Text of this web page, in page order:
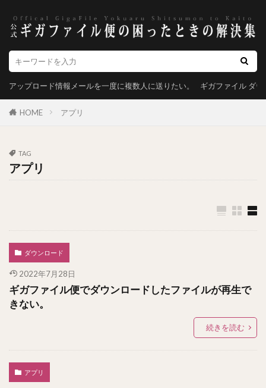
アップロード情報メールを一度に複数人に送りたい。 ギガファイル ダ
HOME アプリ
TAG
アプリ
ダウンロード
2022年7月28日
ギガファイル便でダウンロードしたファイルが再生で
きない。
続きを読む
アプリ